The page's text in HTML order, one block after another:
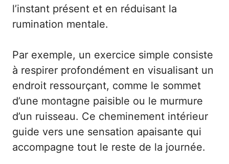
l’instant présent et en réduisant la
rumination mentale.
Par exemple, un exercice simple consiste
à respirer profondément en visualisant un
endroit ressourçant, comme le sommet
d’une montagne paisible ou le murmure
d’un ruisseau. Ce cheminement intérieur
guide vers une sensation apaisante qui
accompagne tout le reste de la journée.